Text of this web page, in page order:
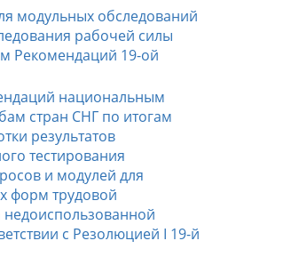
модульных обследований
рабочей силы
Рекомендаций 19-ой
национальным
стран СНГ по итогам
результатов
тестирования
и модулей для
форм трудовой
недоиспользованной
с Резолюцией I 19-й